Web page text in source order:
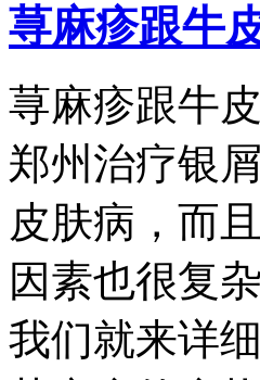
荨麻疹跟牛
荨麻疹跟牛
郑州治疗银
皮肤病，而
因素也很复
我们就来详